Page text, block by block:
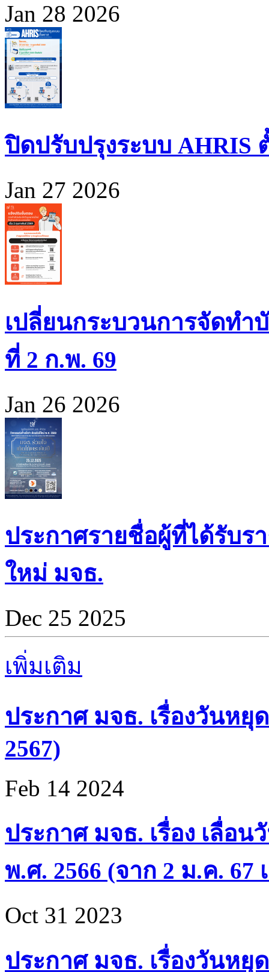
Jan 28 2026
ปิดปรับปรุงระบบ AHRIS
Jan 27 2026
เปลี่ยนกระบวนการจัดทำ
ที่ 2 ก.พ. 69
Jan 26 2026
ประกาศรายชื่อผู้ที่ได้รับ
ใหม่ มจธ.
Dec 25 2025
เพิ่มเติม
ประกาศ มจธ. เรื่องวันหยุ
2567)
Feb 14 2024
ประกาศ มจธ. เรื่อง เลื่อ
พ.ศ. 2566 (จาก 2 ม.ค. 67
Oct 31 2023
ประกาศ มจธ. เรื่องวันหยุ